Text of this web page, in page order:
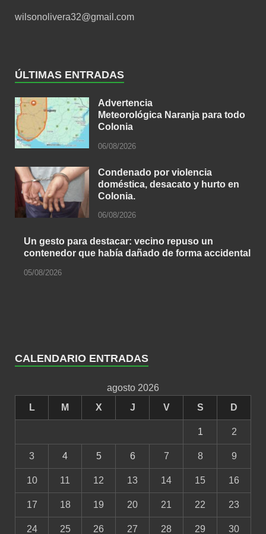
wilsonolivera32@gmail.com
ÚLTIMAS ENTRADAS
Advertencia
Meteorológica Naranja para todo
Colonia
06/08/2026
Condenado por violencia
doméstica, desacato y hurto en
Colonia.
06/08/2026
Un gesto para destacar: vecino repuso un
contenedor que había dañado de forma accidental
05/08/2026
CALENDARIO ENTRADAS
agosto 2026
L
M X J V S D
1 2
3 4 5 6 7 8 9
10 11 12 13 14 15 16
17 18 19 20 21 22 23
24 25 26 27 28 29 30